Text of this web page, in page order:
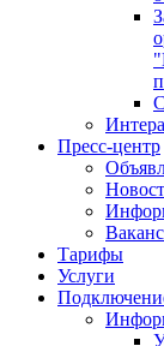
Пресс-центр
Тарифы
Услуги